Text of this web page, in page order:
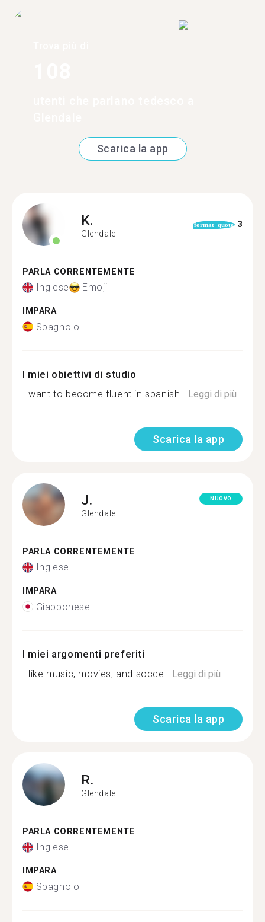
Scarica la app
K.
Glendale
format_quote 3
PARLA CORRENTEMENTE
Inglese Emoji
IMPARA
Spagnolo
I miei obiettivi di studio
I want to become fluent in spanish... Leggi di più
Scarica la app
J.
Glendale
NUOVO
PARLA CORRENTEMENTE
Inglese
IMPARA
Giapponese
I miei argomenti preferiti
I like music, movies, and socce... Leggi di più
Scarica la app
R.
Glendale
PARLA CORRENTEMENTE
Inglese
IMPARA
Spagnolo